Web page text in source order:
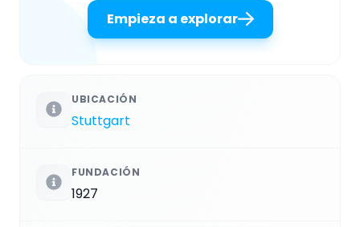
Empieza a explorar
UBICACIÓN
Stuttgart
FUNDACIÓN
1927